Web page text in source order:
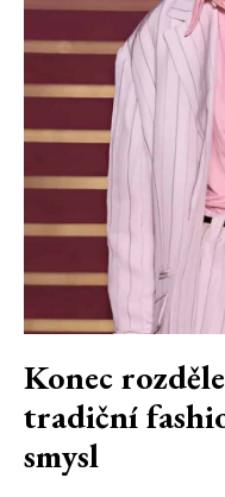
Konec
tradiční
smysl